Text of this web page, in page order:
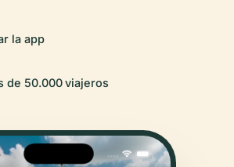
la app
de 50.000 viajeros